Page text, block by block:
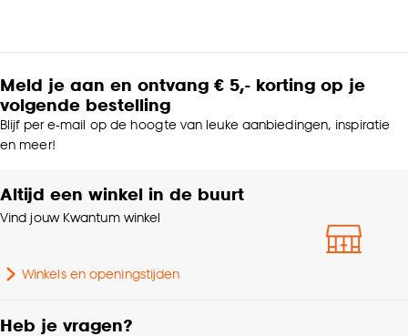
Meld je aan en ontvang € 5,- korting op je
volgende bestelling
Blijf per e-mail op de hoogte van leuke aanbiedingen, inspiratie
en meer!
Altijd een winkel in de buurt
Vind jouw Kwantum winkel
Winkels en openingstijden
Heb je vragen?